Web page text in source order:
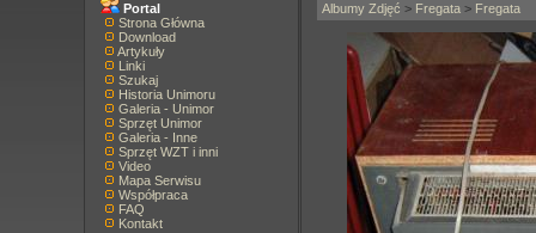
Portal
Strona Główna
Download
Artykuły
Linki
Szukaj
Historia Unimoru
Galeria - Unimor
Sprzęt Unimor
Galeria - Inne
Sprzęt WZT i inni
Video
Mapa Serwisu
Współpraca
FAQ
Kontakt
Albumy Zdjęć > Fregata > Fregata